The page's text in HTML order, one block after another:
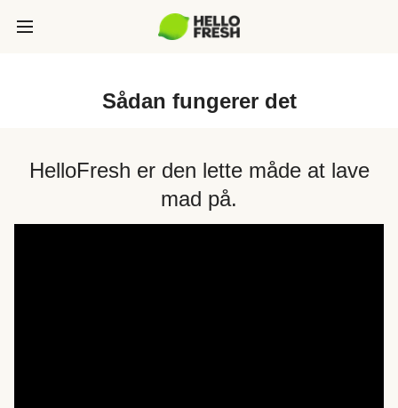
Sådan fungerer det
HelloFresh er den lette måde at lave
mad på.